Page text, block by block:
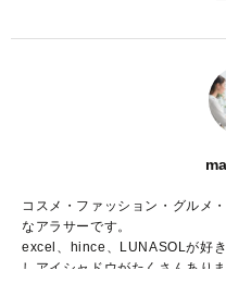
コスメ・ファッション・グルメ
なアラサーです。
excel、hince、LUNASOLが好
しアイシャドウがたくさんあり
コスメの写真を撮るのも大好き